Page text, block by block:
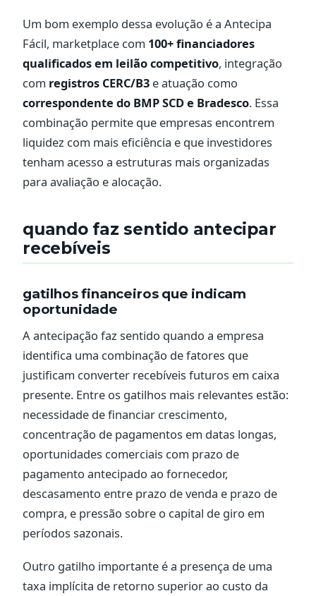
Um bom exemplo dessa evolução é a Antecipa
Fácil, marketplace com 100+ financiadores
qualificados em leilão competitivo, integração
com registros CERC/B3 e atuação como
correspondente do BMP SCD e Bradesco. Essa
combinação permite que empresas encontrem
liquidez com mais eficiência e que investidores
tenham acesso a estruturas mais organizadas
para avaliação e alocação.
quando faz sentido antecipar
recebíveis
gatilhos financeiros que indicam
oportunidade
A antecipação faz sentido quando a empresa
identifica uma combinação de fatores que
justificam converter recebíveis futuros em caixa
presente. Entre os gatilhos mais relevantes estão:
necessidade de financiar crescimento,
concentração de pagamentos em datas longas,
oportunidades comerciais com prazo de
pagamento antecipado ao fornecedor,
descasamento entre prazo de venda e prazo de
compra, e pressão sobre o capital de giro em
períodos sazonais.
Outro gatilho importante é a presença de uma
taxa implícita de retorno superior ao custo da